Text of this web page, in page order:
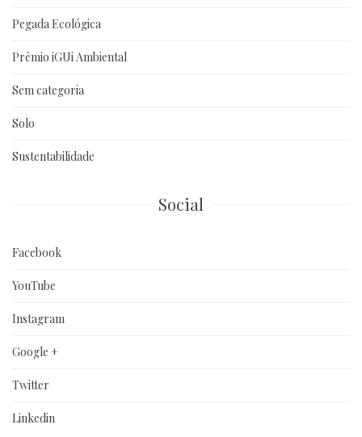
Pegada Ecológica
Prêmio iGUi Ambiental
Sem categoria
Solo
Sustentabilidade
Social
Facebook
YouTube
Instagram
Google +
Twitter
Linkedin